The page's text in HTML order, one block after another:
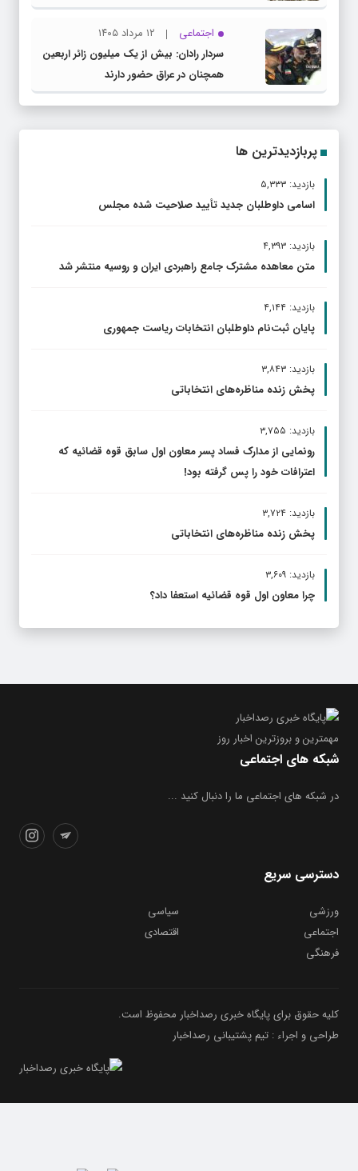
اجتماعی
۱۲ مرداد ۱۴۰۵
سردار رادان: بیش از یک میلیون زائر اربعین
همچنان در عراق حضور دارند
پربازدیدترین ها
بازدید: ۵,۳۳۳
اسامی داوطلبان جدید تأیید صلاحیت شده مجلس
بازدید: ۴,۳۹۳
متن معاهده مشترک جامع راهبردی ایران و روسیه منتشر شد
بازدید: ۴,۱۴۴
پایان ثبت‌نام داوطلبان انتخابات ریاست جمهوری
بازدید: ۳,۸۴۳
پخش زنده مناظره‌های انتخاباتی
بازدید: ۳,۷۵۵
رونمایی از مدارک فساد پسر معاون اول سابق قوه قضائیه که
اعترافات خود را پس گرفته بود!
بازدید: ۳,۷۲۴
پخش زنده مناظره‌های انتخاباتی
بازدید: ۳,۶۰۹
چرا معاون اول قوه قضائیه استعفا داد؟
مهمترین و بروز‌ترین اخبار روز
شبکه های اجتماعی
در شبکه های اجتماعی ما را دنبال کنید ...
دسترسی سریع
ورزشی
سیاسی
اجتماعی
اقتصادی
فرهنگی
کلیه حقوق برای پایگاه خبری رصداخبار محفوظ است.
طراحی و اجراء : تیم پشتیبانی رصداخبار